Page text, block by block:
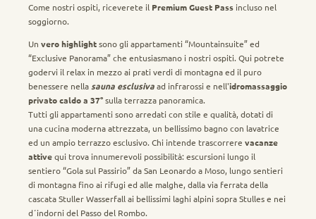
Come nostri ospiti, riceverete il Premium Guest Pass incluso nel
soggiorno.
Un vero highlightsono gli appartamenti “Mountainsuite” ed
“Exclusive Panorama” che entusiasmano i nostri ospiti. Qui potrete
godervi il relax in mezzo ai prati verdi di montagna ed il puro
benessere nella sauna esclusivaad infrarossi e nell'idromassaggio
privato caldo a 37°sulla terrazza panoramica.
Tutti gli appartamenti sono arredati con stile e qualità, dotati di
una cucina moderna attrezzata, un bellissimo bagno con lavatrice
ed un ampio terrazzo esclusivo. Chi intende trascorrere vacanze
attivequi trova innumerevoli possibilità: escursioni lungo il
sentiero “Gola sul Passirio” da San Leonardo a Moso, lungo sentieri
di montagna fino ai rifugi ed alle malghe, dalla via ferrata della
cascata Stuller Wasserfall ai bellissimi laghi alpini sopra Stulles e nei
d´indorni del Passo del Rombo.